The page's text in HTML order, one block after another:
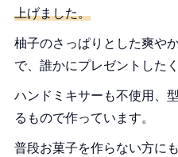
上げました。
柚子のさっぱりとした爽や
で、誰かにプレゼントした
ハンドミキサーも不使用、
るもので作っています。
普段お菓子を作らない方に